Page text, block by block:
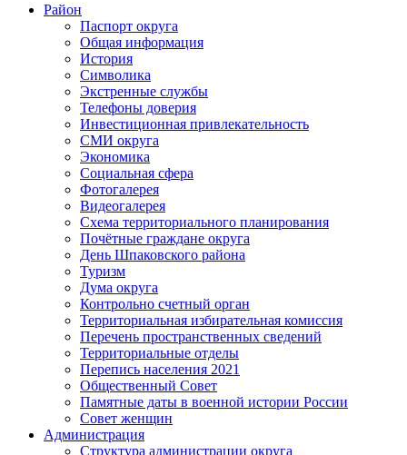
Район
Паспорт округа
Общая информация
История
Символика
Экстренные службы
Телефоны доверия
Инвестиционная привлекательность
СМИ округа
Экономика
Социальная сфера
Фотогалерея
Видеогалерея
Схема территориального планирования
Почётные граждане округа
День Шпаковского района
Туризм
Дума округа
Контрольно счетный орган
Территориальная избирательная комиссия
Перечень пространственных сведений
Территориальные отделы
Перепись населения 2021
Общественный Совет
Памятные даты в военной истории России
Совет женщин
Администрация
Структура администрации округа